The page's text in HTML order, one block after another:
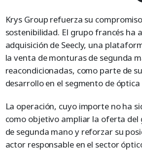
Krys Group refuerza su
sostenibilidad. El grupo francés ha
adquisición de Seecly, una
la venta de monturas de segunda
reacondicionadas, como parte de
desarrollo en el segmento de óptica
La operación, cuyo importe no ha
como objetivo ampliar la oferta del
de segunda mano y reforzar su
actor responsable en el sector